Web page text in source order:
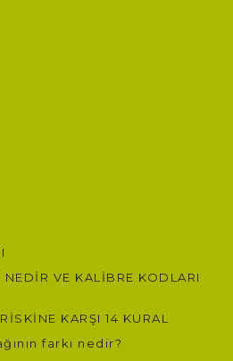
VE KALİBRE KODLARI
KARŞI 14 KURAL
farkı nedir?